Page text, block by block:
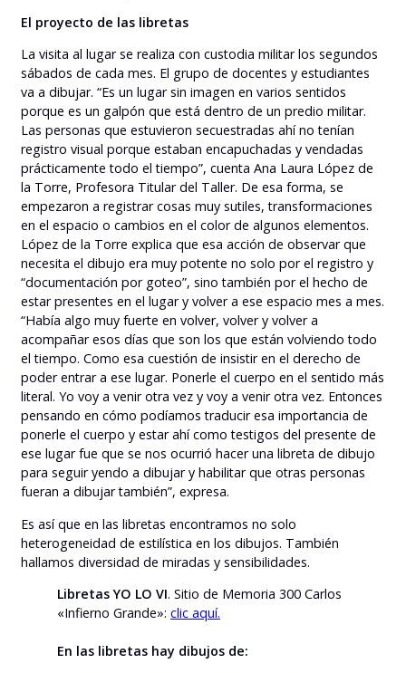
El proyecto de las libretas
La visita al lugar se realiza con custodia militar los segundos
sábados de cada mes. El grupo de docentes y estudiantes
va a dibujar. “Es un lugar sin imagen en varios sentidos
porque es un galpón que está dentro de un predio militar.
Las personas que estuvieron secuestradas ahí no tenían
registro visual porque estaban encapuchadas y vendadas
prácticamente todo el tiempo”, cuenta Ana Laura López de
la Torre, Profesora Titular del Taller. De esa forma, se
empezaron a registrar cosas muy sutiles, transformaciones
en el espacio o cambios en el color de algunos elementos.
López de la Torre explica que esa acción de observar que
necesita el dibujo era muy potente no solo por el registro y
“documentación por goteo”, sino también por el hecho de
estar presentes en el lugar y volver a ese espacio mes a mes.
“Había algo muy fuerte en volver, volver y volver a
acompañar esos días que son los que están volviendo todo
el tiempo. Como esa cuestión de insistir en el derecho de
poder entrar a ese lugar. Ponerle el cuerpo en el sentido más
literal. Yo voy a venir otra vez y voy a venir otra vez. Entonces
pensando en cómo podíamos traducir esa importancia de
ponerle el cuerpo y estar ahí como testigos del presente de
ese lugar fue que se nos ocurrió hacer una libreta de dibujo
para seguir yendo a dibujar y habilitar que otras personas
fueran a dibujar también”, expresa.
Es así que en las libretas encontramos no solo
heterogeneidad de estilística en los dibujos. También
hallamos diversidad de miradas y sensibilidades.
Libretas YO LO VI. Sitio de Memoria 300 Carlos
«Infierno Grande»: clic aquí.
En las libretas hay dibujos de: